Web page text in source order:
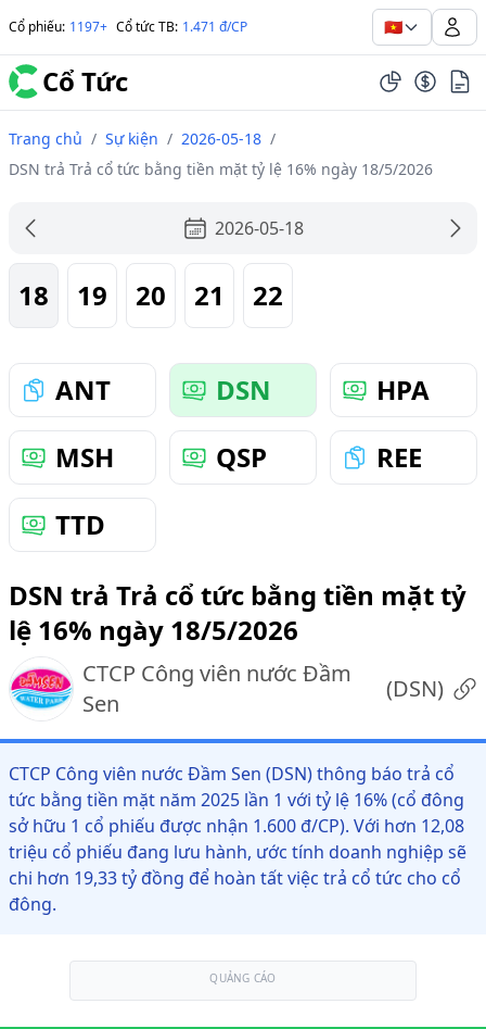
Cổ phiếu: 1197+ Cổ tức TB: 1.471 đ/CP 🇻🇳
Cổ Tức
Trang chủ / Sự kiện / 2026-05-18 /
DSN trả Trả cổ tức bằng tiền mặt tỷ lệ 16% ngày 18/5/2026
2026-05-18
18 19 20 21 22
ANT DSN
HPA
MSH
QSP
REE
TTD
DSN trả Trả cổ tức bằng tiền mặt tỷ
lệ 16% ngày 18/5/2026
CTCP Công viên nước Đầm
Sen
(DSN)
CTCP Công viên nước Đầm Sen (DSN) thông báo trả cổ
tức bằng tiền mặt năm 2025 lần 1 với tỷ lệ 16% (cổ đông
sở hữu 1 cổ phiếu được nhận 1.600 đ/CP). Với hơn 12,08
triệu cổ phiếu đang lưu hành, ước tính doanh nghiệp sẽ
chi hơn 19,33 tỷ đồng để hoàn tất việc trả cổ tức cho cổ
đông.
QUẢNG CÁO